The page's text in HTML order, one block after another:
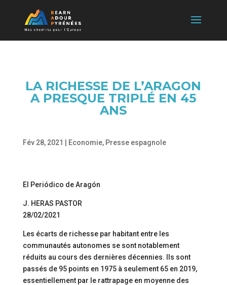
LA RICHESSE DE L’ARAGON
A PRESQUE TRIPLÉ EN 45
ANS
Fév 28, 2021 Economie, Presse espagnole
El Periódico de Aragón
J. HERAS PASTOR
28/02/2021
Les écarts de richesse par habitant entre les
communautés autonomes se sont notablement
réduits au cours des dernières décennies. Ils sont
passés de 95 points en 1975 à seulement 65 en 2019,
essentiellement par le rattrapage en moyenne des